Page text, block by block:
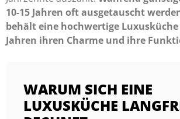
10-15 Jahren oft ausgetauscht
behält eine hochwertige
Jahren ihren Charme und ihre
WARUM SICH EINE
LUXUSKÜCHE